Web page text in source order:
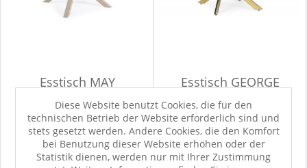
Esstisch MAY
329,00 €
Esstisch GEORGE
439,00 €
Diese Website benutzt Cookies, die für den
technischen Betrieb der Website erforderlich sind und
stets gesetzt werden. Andere Cookies, die den Komfort
bei Benutzung dieser Website erhöhen oder der
Statistik dienen, werden nur mit Ihrer Zustimmung